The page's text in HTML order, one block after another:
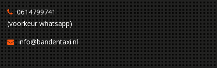
0614799741
(voorkeur whatsapp)
info@bandentaxi.nl